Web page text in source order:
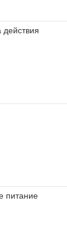
действия
питание